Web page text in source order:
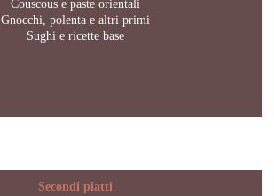
Couscous e paste orientali
Gnocchi, polenta e altri primi
Sughi e ricette base
Secondi piatti